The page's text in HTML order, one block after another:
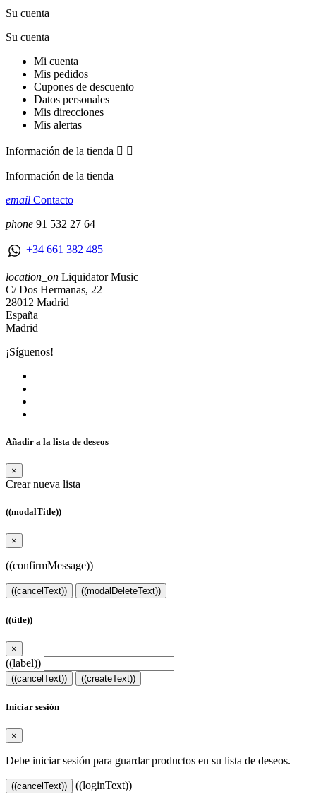
Su cuenta
Su cuenta
Mi cuenta
Mis pedidos
Cupones de descuento
Datos personales
Mis direcciones
Mis alertas
Información de la tienda  
Información de la tienda
email Contacto
phone 91 532 27 64
+34 661 382 485
location_on Liquidator Music
C/ Dos Hermanas, 22
28012 Madrid
España
Madrid
¡Síguenos!
Añadir a la lista de deseos
×
Crear nueva lista
((modalTitle))
×
((confirmMessage))
((cancelText)) ((modalDeleteText))
((title))
×
((label))
((cancelText)) ((createText))
Iniciar sesión
×
Debe iniciar sesión para guardar productos en su lista de deseos.
((cancelText)) ((loginText))